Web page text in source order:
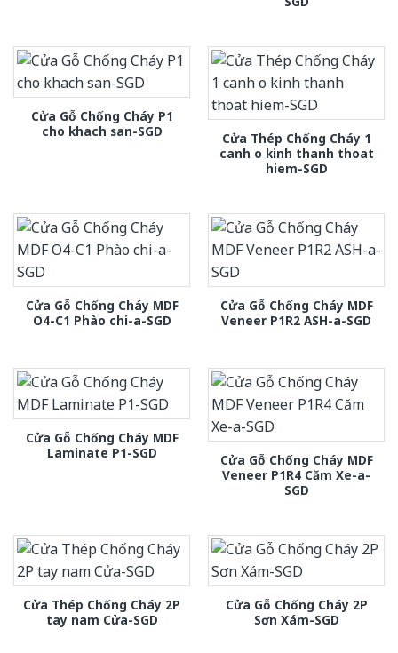
Cửa Gỗ Chống Cháy P1
cho khach san-SGD
Cửa Thép Chống Cháy 1
canh o kinh thanh thoat
hiem-SGD
Cửa Gỗ Chống Cháy MDF
O4-C1 Phào chi-a-SGD
Cửa Gỗ Chống Cháy MDF
Veneer P1R2 ASH-a-SGD
Cửa Gỗ Chống Cháy MDF
Laminate P1-SGD
Cửa Gỗ Chống Cháy MDF
Veneer P1R4 Căm Xe-a-
SGD
Cửa Thép Chống Cháy 2P
tay nam Cửa-SGD
Cửa Gỗ Chống Cháy 2P
Sơn Xám-SGD